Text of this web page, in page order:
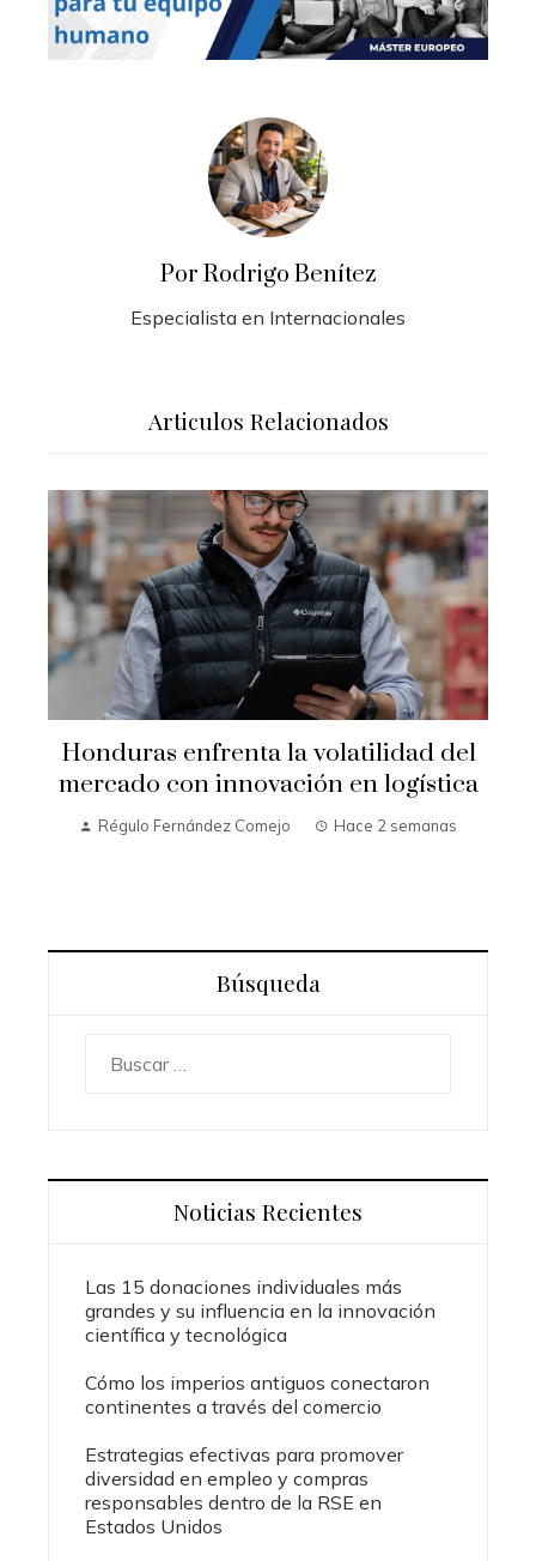
Por Rodrigo Benítez
Especialista en Internacionales
Articulos Relacionados
Honduras enfrenta la volatilidad del
mercado con innovación en logística
Régulo Fernández Comejo Hace 2 semanas
Búsqueda
Noticias Recientes
Las 15 donaciones individuales más
grandes y su influencia en la innovación
científica y tecnológica
Cómo los imperios antiguos conectaron
continentes a través del comercio
Estrategias efectivas para promover
diversidad en empleo y compras
responsables dentro de la RSE en
Estados Unidos